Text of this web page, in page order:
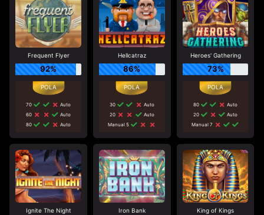
Frequent Flyer
92%
70
Auto
60
Auto
80
Auto
Hellcatraz
86%
30
Auto
20
Auto
Manual 5
Heroes' Gathering
73%
80
Auto
20
Auto
Manual 7
Ignite The Night Iron Bank King of Kings